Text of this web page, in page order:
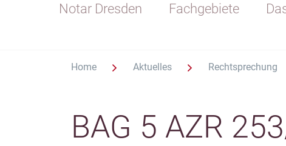
Notar Dresden Fachgebiete
Home Aktuelles Rechtsprechung
BAG 5 AZR